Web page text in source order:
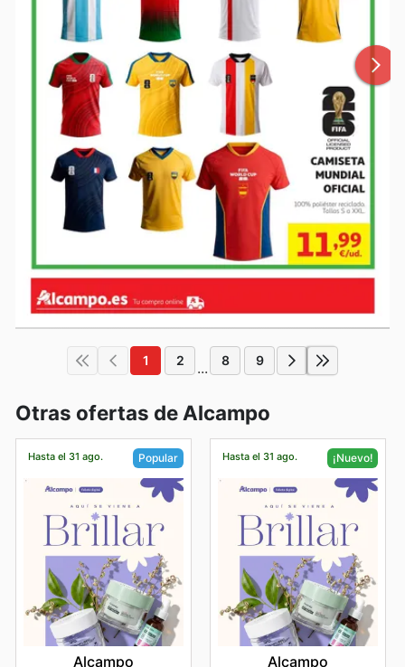
1 2 ... 8 9
Otras ofertas de Alcampo
Hasta el 31 ago. Popular
Alcampo
Hasta el 31 ago. ¡Nuevo!
Alcampo